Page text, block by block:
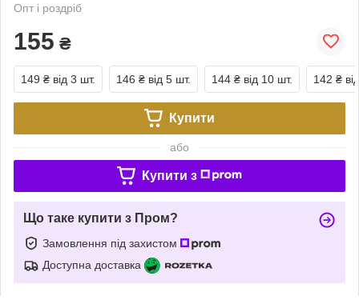
Опт і роздріб
155 ₴
149 ₴ від 3 шт. 146 ₴ від 5 шт. 144 ₴ від 10 шт. 142 ₴
Купити
або
Купити з
Що таке купити з Пром?
Замовлення під захистом
Доступна доставка